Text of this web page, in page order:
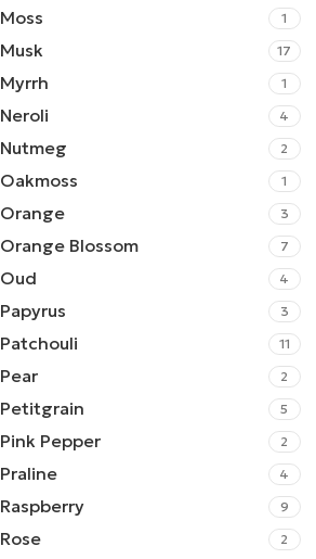
Moss 1
Musk 17
Myrrh 1
Neroli 4
Nutmeg 2
Oakmoss 1
Orange 3
Orange Blossom 7
Oud 4
Papyrus 3
Patchouli 11
Pear 2
Petitgrain 5
Pink Pepper 2
Praline 4
Raspberry 9
Rose 2